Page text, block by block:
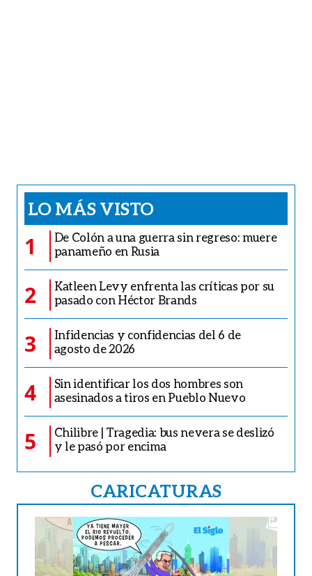
LO MÁS VISTO
1
De Colón a una guerra sin regreso: muere
panameño en Rusia
2
Katleen Levy enfrenta las críticas por su
pasado con Héctor Brands
3
Infidencias y confidencias del 6 de
agosto de 2026
4
Sin identificar los dos hombres son
asesinados a tiros en Pueblo Nuevo
5
Chilibre | Tragedia: bus nevera se deslizó
y le pasó por encima
CARICATURAS